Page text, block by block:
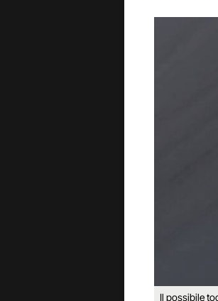
Il possibile